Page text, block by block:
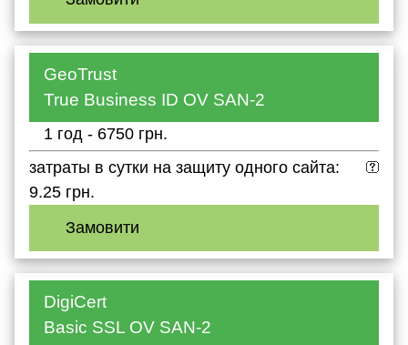
GeoTrust
True Business ID OV SAN-2
1 год - 6750 грн.
затраты в сутки на защиту одного сайта:
9.25 грн.
Замовити
DigiCert
Basic SSL OV SAN-2